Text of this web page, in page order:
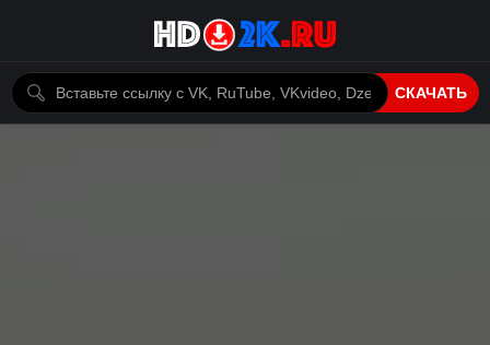
СКАЧАТЬ